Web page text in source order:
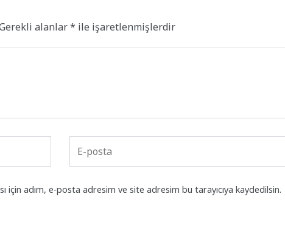
alanlar* ile işaretlenmişlerdir
için adım, e-posta adresim ve site adresim bu tarayıcıya kaydedilsin.